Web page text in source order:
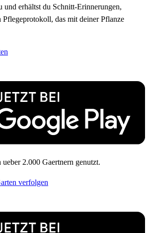
und erhältst du Schnitt-Erinnerungen,
Pflegeprotokoll, das mit deiner Pflanze
2.000 Gaertnern genutzt.
verfolgen